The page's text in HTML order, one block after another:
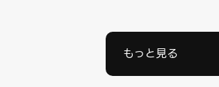
もっと見る